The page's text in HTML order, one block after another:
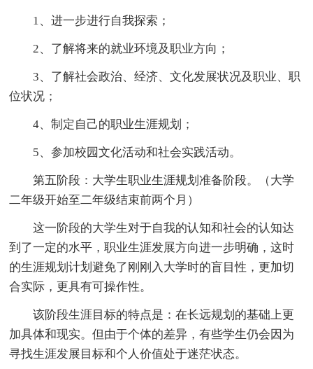
1、进一步进行自我探索；
2、了解将来的就业环境及职业方向；
3、了解社会政治、经济、文化发展状况及职业、职
位状况；
4、制定自己的职业生涯规划；
5、参加校园文化活动和社会实践活动。
第五阶段：大学生职业生涯规划准备阶段。（大学
二年级开始至二年级结束前两个月）
这一阶段的大学生对于自我的认知和社会的认知达
到了一定的水平，职业生涯发展方向进一步明确，这时
的生涯规划计划避免了刚刚入大学时的盲目性，更加切
合实际，更具有可操作性。
该阶段生涯目标的特点是：在长远规划的基础上更
加具体和现实。但由于个体的差异，有些学生仍会因为
寻找生涯发展目标和个人价值处于迷茫状态。